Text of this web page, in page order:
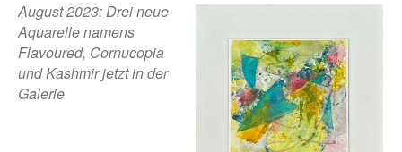
August 2023: Drei neue
Aquarelle namens
Flavoured, Cornucopia
und Kashmir jetzt in der
Galerie